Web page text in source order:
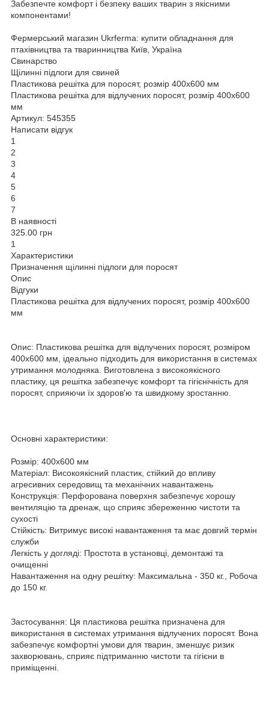
Забезпечте комфорт і безпеку ваших тварин з якісними
компонентами!
Фермерський магазин Ukrferma: купити обладнання для
птахівництва та тваринництва Київ, Україна
Свинарство
Щілинні підлоги для свиней
Пластикова решітка для поросят, розмір 400х600 мм
Пластикова решітка для відлучених поросят, розмір 400х600
мм
Артикул: 545355
Написати відгук
1
2
3
4
5
6
7
В наявності
325.00 грн
1
Характеристики
Призначення щілинні підлоги для поросят
Опис
Відгуки
Пластикова решітка для відлучених поросят, розмір 400х600
мм
Опис: Пластикова решітка для відлучених поросят, розміром
400х600 мм, ідеально підходить для використання в системах
утримання молодняка. Виготовлена з високоякісного
пластику, ця решітка забезпечує комфорт та гігієнічність для
поросят, сприяючи їх здоров'ю та швидкому зростанню.
Основні характеристики:
Розмір: 400х600 мм
Матеріал: Високоякісний пластик, стійкий до впливу
агресивних середовищ та механічних навантажень
Конструкція: Перфорована поверхня забезпечує хорошу
вентиляцію та дренаж, що сприяє збереженню чистоти та
сухості
Стійкість: Витримує високі навантаження та має довгий термін
служби
Легкість у догляді: Простота в установці, демонтажі та
очищенні
Навантаження на одну решітку: Максимальна - 350 кг., Робоча
до 150 кг.
Застосування: Ця пластикова решітка призначена для
використання в системах утримання відлучених поросят. Вона
забезпечує комфортні умови для тварин, зменшує ризик
захворювань, сприяє підтриманню чистоти та гігієни в
приміщенні.